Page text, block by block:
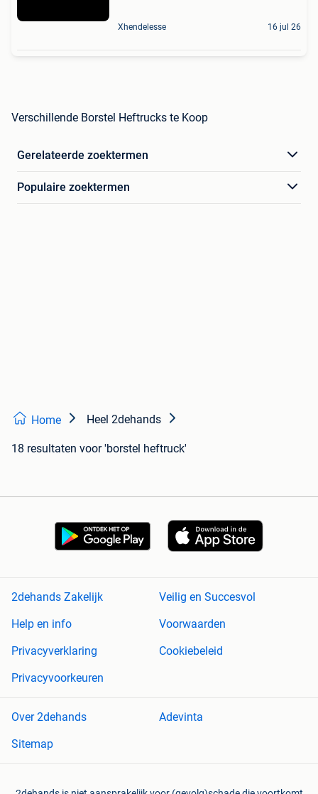
Xhendelesse 16 jul 26
Verschillende Borstel Heftrucks te Koop
Gerelateerde zoektermen
Populaire zoektermen
Home Heel 2dehands
18 resultaten voor 'borstel heftruck'
2dehands Zakelijk
Veilig en Succesvol
Help en info
Voorwaarden
Privacyverklaring
Cookiebeleid
Privacyvoorkeuren
Over 2dehands
Adevinta
Sitemap